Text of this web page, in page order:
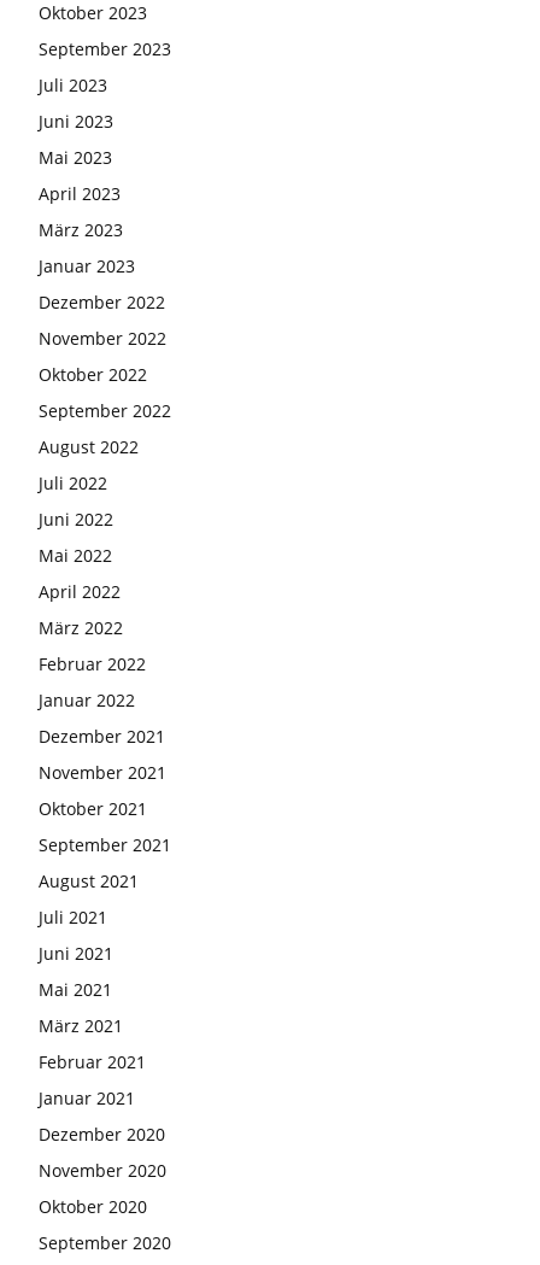
Oktober 2023
September 2023
Juli 2023
Juni 2023
Mai 2023
April 2023
März 2023
Januar 2023
Dezember 2022
November 2022
Oktober 2022
September 2022
August 2022
Juli 2022
Juni 2022
Mai 2022
April 2022
März 2022
Februar 2022
Januar 2022
Dezember 2021
November 2021
Oktober 2021
September 2021
August 2021
Juli 2021
Juni 2021
Mai 2021
März 2021
Februar 2021
Januar 2021
Dezember 2020
November 2020
Oktober 2020
September 2020